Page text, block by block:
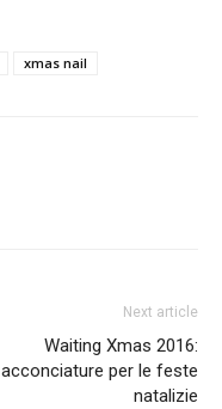
xmas nail
Next article
Waiting Xmas 2016:
acconciature per le feste
natalizie